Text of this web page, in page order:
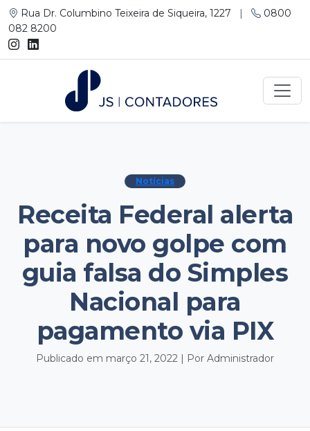
Rua Dr. Columbino Teixeira de Siqueira, 1227 |
0800
082 8200
Notícias
Receita Federal alerta
para novo golpe com
guia falsa do Simples
Nacional para
pagamento via PIX
Publicado em março 21, 2022 | Por Administrador